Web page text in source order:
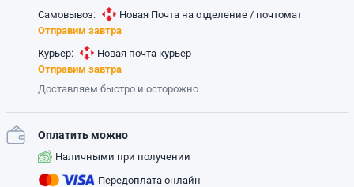
Самовывоз:
Новая Почта на отделение / почтомат
Отправим завтра
Курьер:
Новая почта курьер
Отправим завтра
Доставляем быстро и осторожно
Оплатить можно
Наличными при получении
Передоплата онлайн